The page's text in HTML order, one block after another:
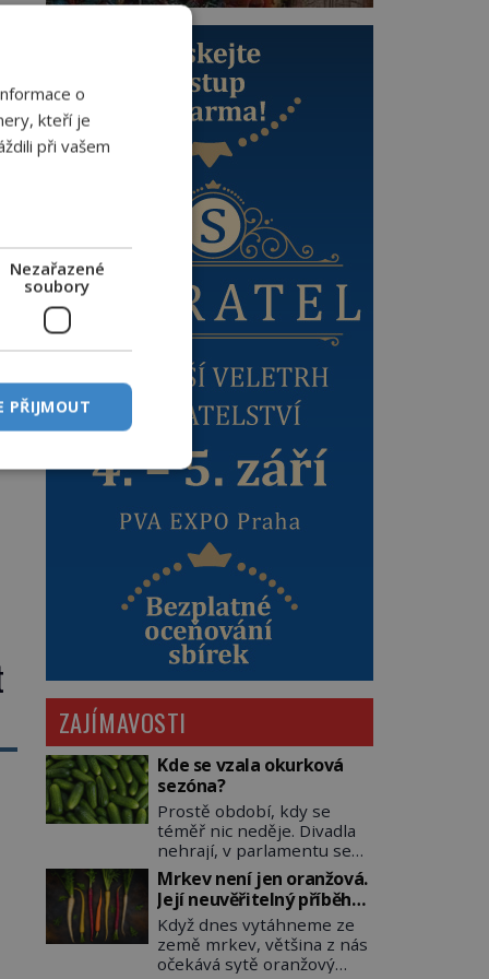
ZAJÍMAVOSTI
Kde se vzala okurková
sezóna?
Prostě období, kdy se
téměř nic neděje. Divadla
nehrají, v parlamentu se
nehlasuje, všichni jsou na
dovolené a média tak
nemají o čem mluvit a psát.
A vymýšlejí si proto
témata, které nikoho
nezajímají. Proč je však ona
Mrkev není jen oranžová.
Její neuvěřitelný příběh
začíná fialovou barvou
Když dnes vytáhneme ze
země mrkev, většina z nás
očekává sytě oranžový
o
kteří je
při vašem
Nezařazené
soubory
PŘIJMOUT